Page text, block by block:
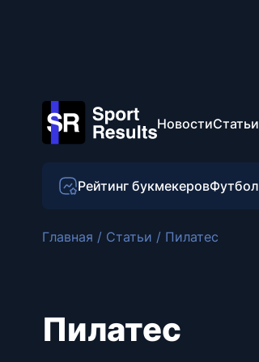
НовостиСтатьи
Рейтинг букмекеровФутбол
Главная / Статьи / Пилатес
Пилатес